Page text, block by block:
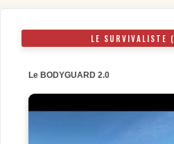
LE SURVIVALISTE
Le BODYGUARD 2.0